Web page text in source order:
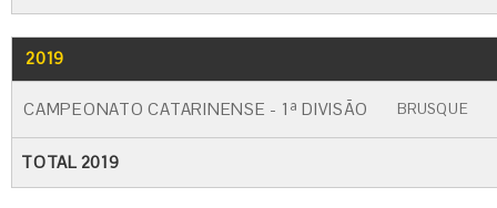
2019
CAMPEONATO CATARINENSE - 1ª DIVISÃO BRUSQUE
TOTAL 2019